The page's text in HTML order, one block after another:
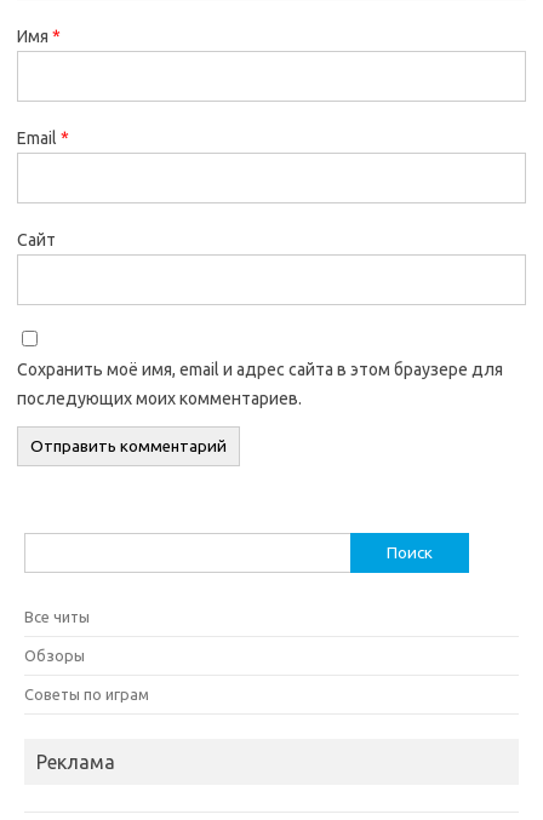
Имя *
Email *
Сайт
Сохранить моё имя, email и адрес сайта в этом браузере для
последующих моих комментариев.
Все читы
Обзоры
Советы по играм
Реклама